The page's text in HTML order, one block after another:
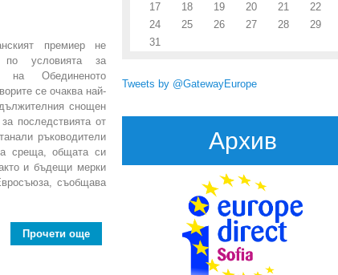
премиер не
по условията за
на Обединеното
се очаква най-
снощен
последствията от
ръководители
среща, общата си
и бъдещи мерки
съобщава
Прочети още about Без споразумение за излизането на
17
18 19 20 21 22
24
25 26 27 28 29
31
Tweets by @GatewayEurope
Архив